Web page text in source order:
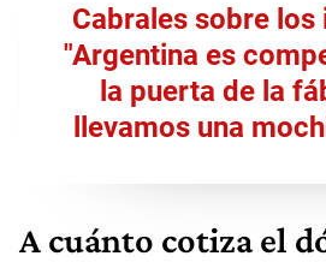
Cabrales sobre los
"Argentina es
la puerta de la
llevamos una
A cuánto cotiza el